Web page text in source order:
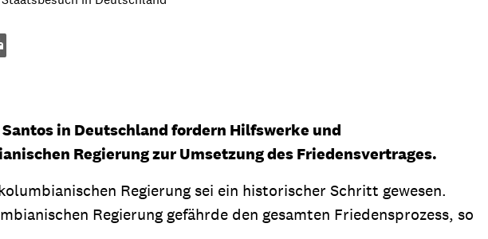
Entwicklungszusammenarbeit
Zivilgesellschaft
Bildungsmaterial Projektmaterial
in Deutschland fordern Hilfswerke und
Regierung zur Umsetzung des Friedensvertrages.
Regierung sei ein historischer Schritt gewesen.
Regierung gefährde den gesamten Friedensprozess, so